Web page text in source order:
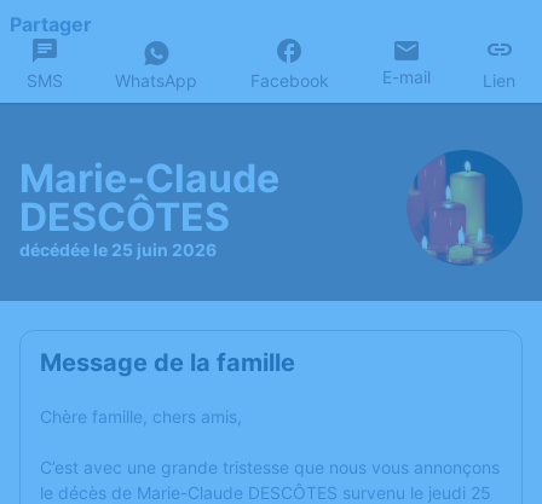
Partager
SMS WhatsApp Facebook E-mail Lien
Marie-Claude
DESCÔTES
décédée le 25 juin 2026
Message de la famille
Chère famille, chers amis,
C’est avec une grande tristesse que nous vous annonçons
le décès de Marie-Claude DESCÔTES survenu le jeudi 25